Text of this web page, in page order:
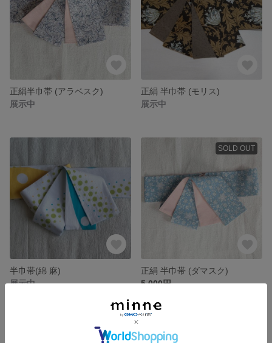
正絹半巾帯 (アラベスク)
展示中
正絹 半巾帯 (モリス)
展示中
半巾帯(綿 麻)
展示中
SOLD OUT
正絹 半巾帯 (ダマスク)
5,000円